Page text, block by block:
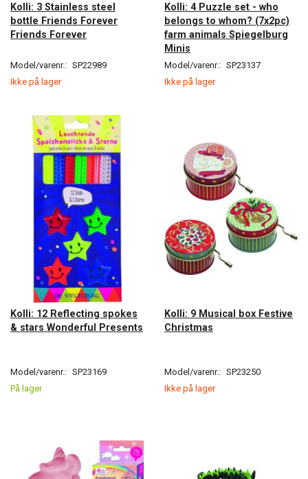
Kolli: 3 Stainless steel
bottle Friends Forever
Friends Forever
Model/varenr.: SP22989
Ikke på lager
Kolli: 4 Puzzle set - who
belongs to whom? (7x2pc)
farm animals Spiegelburg
Minis
Model/varenr.: SP23137
Ikke på lager
Kolli: 12 Reflecting spokes
& stars Wonderful Presents
Model/varenr.: SP23169
På lager
Kolli: 9 Musical box Festive
Christmas
Model/varenr.: SP23250
Ikke på lager